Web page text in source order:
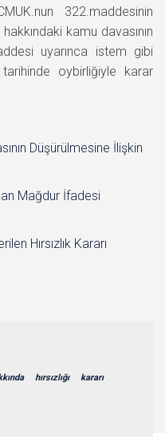
322.maddesinin
kamu davasının
uyarınca istem gibi
tarihinde oybirliğiyle karar
Düşürülmesine İlişkin
Mağdur İfadesi
Hırsızlık Kararı
hırsızlığı kararı